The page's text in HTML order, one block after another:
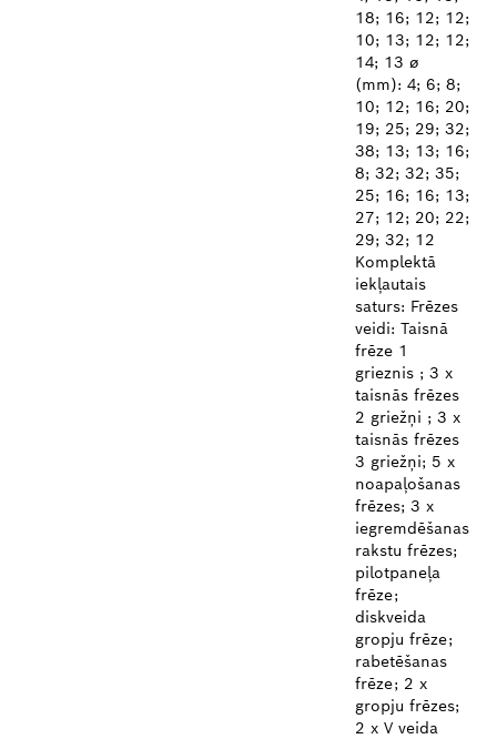
18; 16; 12; 12;
10; 13; 12; 12;
14; 13 ø
(mm): 4; 6; 8;
10; 12; 16; 20;
19; 25; 29; 32;
38; 13; 13; 16;
8; 32; 32; 35;
25; 16; 16; 13;
27; 12; 20; 22;
29; 32; 12
Komplektā
iekļautais
saturs: Frēzes
veidi: Taisnā
frēze 1
grieznis ; 3 x
taisnās frēzes
2 griežņi ; 3 x
taisnās frēzes
3 griežņi; 5 x
noapaļošanas
frēzes; 3 x
iegremdēšanas
rakstu frēzes;
pilotpaneļa
frēze;
diskveida
gropju frēze;
rabetēšanas
frēze; 2 x
gropju frēzes;
2 x V veida